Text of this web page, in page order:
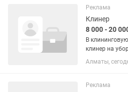
смены (день в
гибкий...
Реклама
Клинер
8 000 - 20
В
клинер на
Офисов. -
Плавающий
так
Алматы,
Реклама